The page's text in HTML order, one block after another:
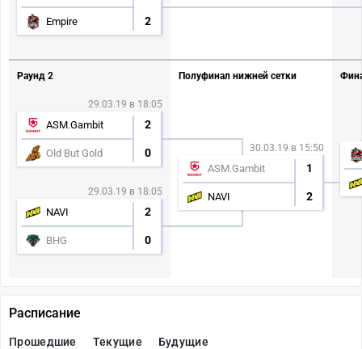
Empire 2
Раунд 2
29.03.19 в 18:05
ASM.Gambit 2
Old But Gold 0
29.03.19 в 18:05
NAVI 2
BHG 0
Полуфинал нижней сетки
30.03.19 в 15:50
ASM.Gambit 1
NAVI 2
Расписание
Прошедшие Текущие Будущие